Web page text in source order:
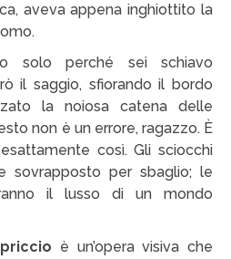
aveva appena inghiottito la
solo perché sei schiavo
il saggio, sfiorando il bordo
la noiosa catena delle
non è un errore, ragazzo. È
così. Gli sciocchi
sovrapposto per sbaglio; le
il lusso di un mondo
è un’opera visiva che